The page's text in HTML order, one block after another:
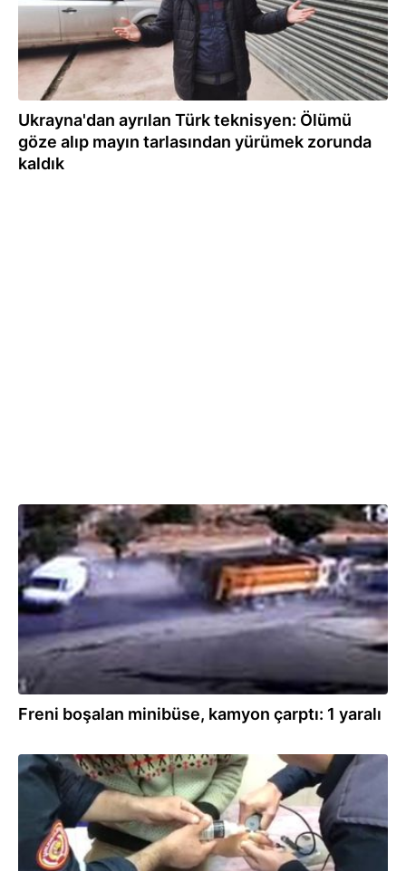
Ukrayna'dan ayrılan Türk teknisyen: Ölümü
göze alıp mayın tarlasından yürümek zorunda
kaldık
19.10.2020
Freni boşalan minibüse, kamyon çarptı: 1 yaralı
09.04.2019